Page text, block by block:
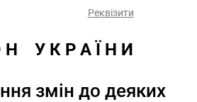
Реквізити
У К Р А Ї Н И
змін до деяких